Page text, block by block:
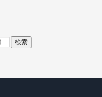
検索